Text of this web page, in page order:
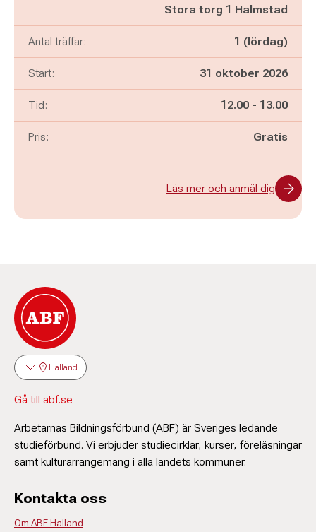
Stora torg 1 Halmstad
Antal träffar: 1 (lördag)
Start: 31 oktober 2026
Tid: Pågår mellan
12.00 - och
13.00
Pris: Gratis
Läs mer och anmäl dig
Halland
Gå till abf.se
Arbetarnas Bildningsförbund (ABF) är Sveriges ledande
studieförbund. Vi erbjuder studiecirklar, kurser, föreläsningar
samt kulturarrangemang i alla landets kommuner.
Kontakta oss
Om ABF Halland